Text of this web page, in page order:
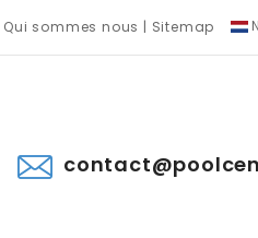
Qui sommes nous | Sitemap